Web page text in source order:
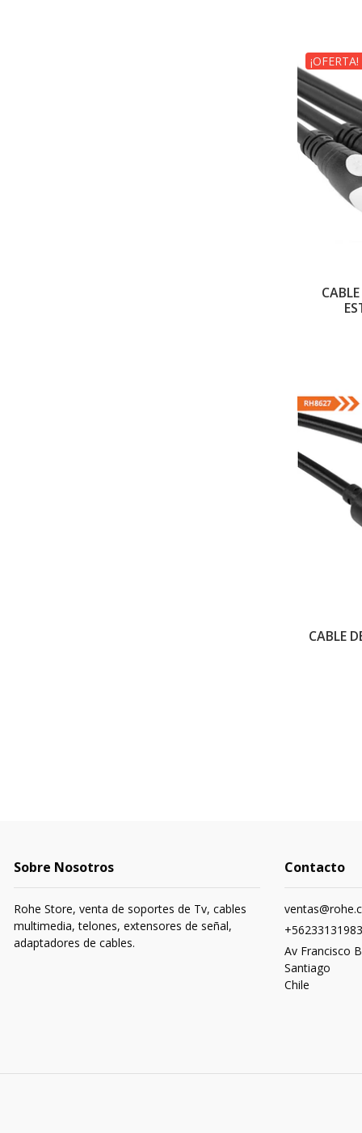
CABLE
Sobre Nosotros
Rohe Store, venta de soportes de Tv, cables
multimedia, telones, extensores de señal,
adaptadores de cables.
Contacto
+56233131983
Av Francisco
Santiago
Chile